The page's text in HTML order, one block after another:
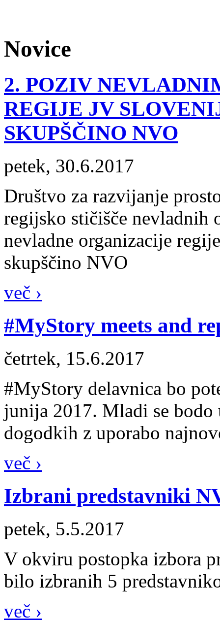
Novice
2. POZIV
REGIJE JV
SKUPŠČINO NVO
petek, 30.6.2017
Društvo za razvijanje
regijsko stičišče nevladnih
nevladne organizacije
skupščino NVO
več ›
#MyStory meets and
četrtek, 15.6.2017
#MyStory delavnica bo
junija 2017. Mladi se
dogodkih z uporabo
več ›
Izbrani predstavniki
petek, 5.5.2017
V okviru postopka izbora
bilo izbranih 5
več ›